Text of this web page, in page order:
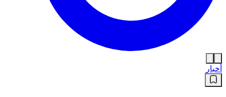
أخبار